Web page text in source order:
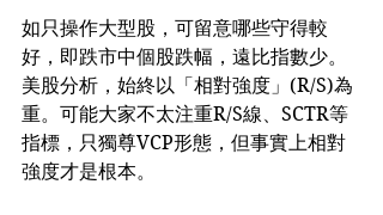
如只操作大型股，可留意哪些守得較
好，即跌市中個股跌幅，遠比指數少。
美股分析，始終以「相對強度」(R/S)為
重。可能大家不太注重R/S線、SCTR等
指標，只獨尊VCP形態，但事實上相對
強度才是根本。